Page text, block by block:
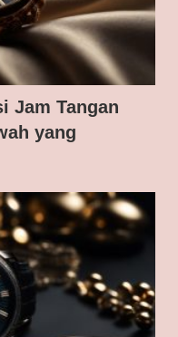
Jam Tangan
yang